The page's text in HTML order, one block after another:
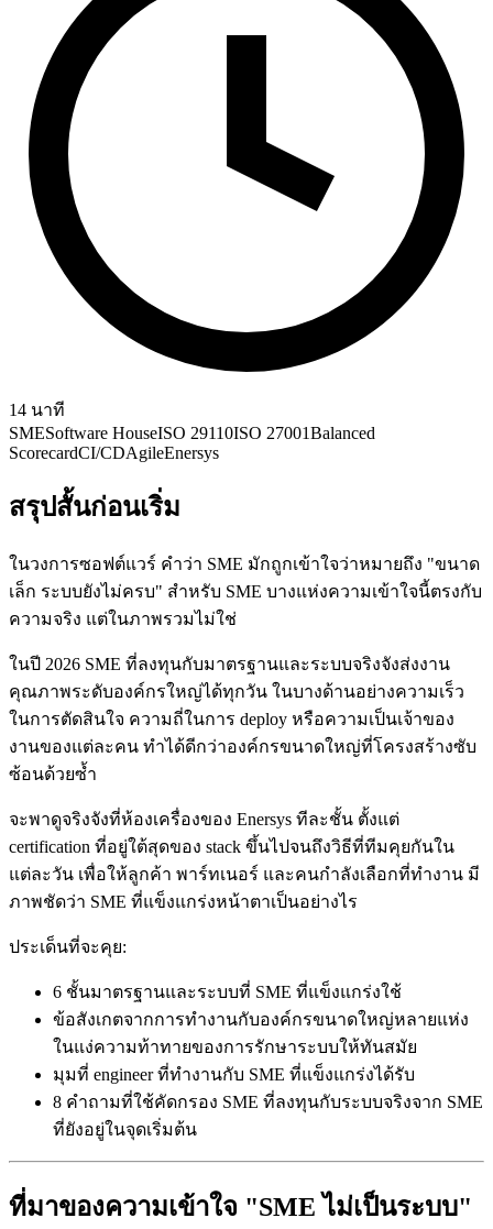
14 นาที
SMESoftware HouseISO 29110ISO 27001Balanced
ScorecardCI/CDAgileEnersys
สรุปสั้นก่อนเริ่ม
ในวงการซอฟต์แวร์ คำว่า SME มักถูกเข้าใจว่าหมายถึง "ขนาด
เล็ก ระบบยังไม่ครบ" สำหรับ SME บางแห่งความเข้าใจนี้ตรงกับ
ความจริง แต่ในภาพรวมไม่ใช่
ในปี 2026 SME ที่ลงทุนกับมาตรฐานและระบบจริงจังส่งงาน
คุณภาพระดับองค์กรใหญ่ได้ทุกวัน ในบางด้านอย่างความเร็ว
ในการตัดสินใจ ความถี่ในการ deploy หรือความเป็นเจ้าของ
งานของแต่ละคน ทำได้ดีกว่าองค์กรขนาดใหญ่ที่โครงสร้างซับ
ซ้อนด้วยซ้ำ
จะพาดูจริงจังที่ห้องเครื่องของ Enersys ทีละชั้น ตั้งแต่
certification ที่อยู่ใต้สุดของ stack ขึ้นไปจนถึงวิธีที่ทีมคุยกันใน
แต่ละวัน เพื่อให้ลูกค้า พาร์ทเนอร์ และคนกำลังเลือกที่ทำงาน มี
ภาพชัดว่า SME ที่แข็งแกร่งหน้าตาเป็นอย่างไร
ประเด็นที่จะคุย:
6 ชั้นมาตรฐานและระบบที่ SME ที่แข็งแกร่งใช้
ข้อสังเกตจากการทำงานกับองค์กรขนาดใหญ่หลายแห่ง
ในแง่ความท้าทายของการรักษาระบบให้ทันสมัย
มุมที่ engineer ที่ทำงานกับ SME ที่แข็งแกร่งได้รับ
8 คำถามที่ใช้คัดกรอง SME ที่ลงทุนกับระบบจริงจาก SME
ที่ยังอยู่ในจุดเริ่มต้น
ที่มาของความเข้าใจ "SME ไม่เป็นระบบ"